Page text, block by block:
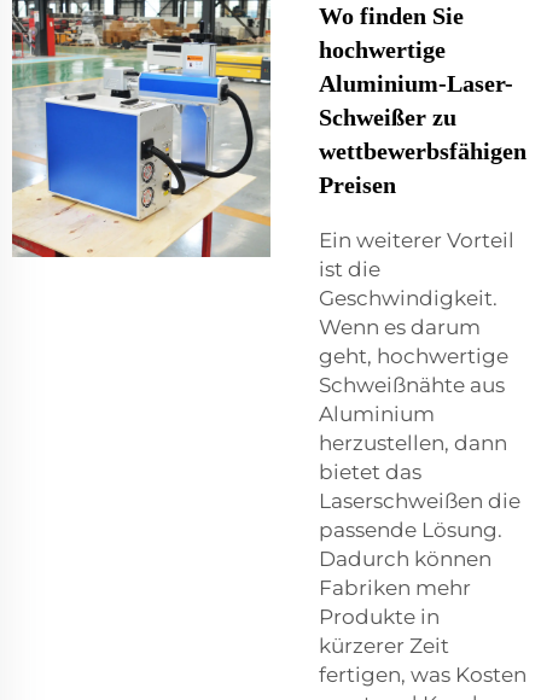
Wo finden Sie
hochwertige
Aluminium-Laser-
Schweißer zu
wettbewerbsfähigen
Preisen
Ein weiterer Vorteil
ist die
Geschwindigkeit.
Wenn es darum
geht, hochwertige
Schweißnähte aus
Aluminium
herzustellen, dann
bietet das
Laserschweißen die
passende Lösung.
Dadurch können
Fabriken mehr
Produkte in
kürzerer Zeit
fertigen, was Kosten